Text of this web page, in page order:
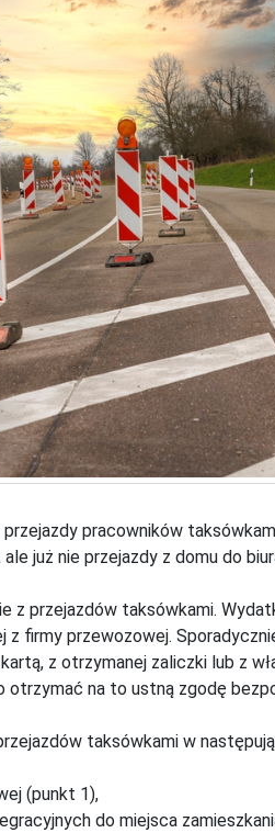
pracowników
już nie przejazdy z domu do
z przejazdów taksówkami.
firmy przewozowej.
z otrzymanej zaliczki lub z
na to ustną zgodę
taksówkami w
(punkt 1),
do miejsca